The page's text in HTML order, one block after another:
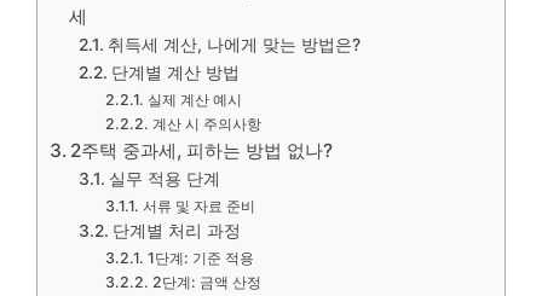
세
취득세 계산, 나에게 맞는 방법은?
단계별 계산 방법
실제 계산 예시
계산 시 주의사항
2주택 중과세, 피하는 방법 없나?
실무 적용 단계
서류 및 자료 준비
단계별 처리 과정
1단계: 기준 적용
2단계: 금액 산정